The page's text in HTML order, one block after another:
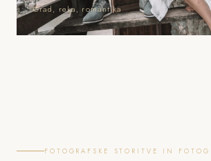
Grad, reka, romantika
FOTOGRAFSKE STORITVE IN